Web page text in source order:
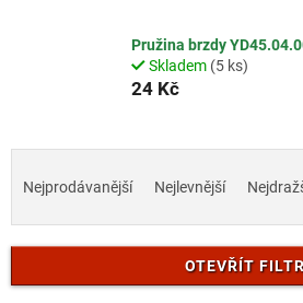
Pružina brzdy
Skladem (5 ks)
24 Kč
e
í
Nejprodávanější Nejlevnější
OTEVŘÍT